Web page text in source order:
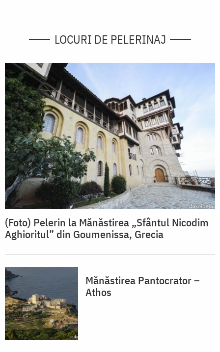
LOCURI DE PELERINAJ
(Foto) Pelerin la Mănăstirea „Sfântul Nicodim
Aghioritul” din Goumenissa, Grecia
Mănăstirea Pantocrator –
Athos